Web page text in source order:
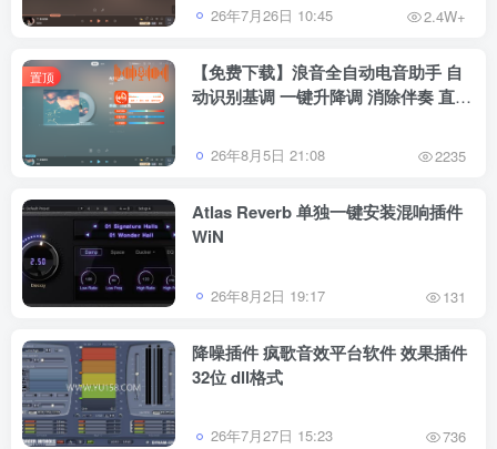
26年7月26日 10:45 2.4W+
置顶
【免费下载】浪音全自动电音助手 自
动识别基调 一键升降调 消除伴奏 直播
26年8月5日 21:08 2235
Atlas Reverb 单独一键安装混响插件
WiN
26年8月2日 19:17 131
降噪插件 疯歌音效平台软件 效果插件
32位 dll格式
26年7月27日 15:23 736